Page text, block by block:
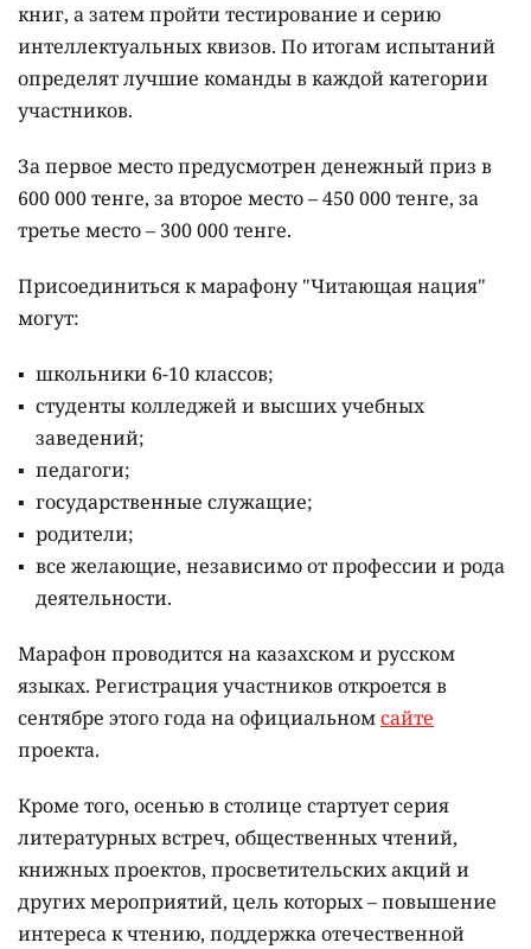
книг, а затем пройти тестирование и серию
интеллектуальных квизов. По итогам испытаний
определят лучшие команды в каждой категории
участников.
За первое место предусмотрен денежный приз в
600 000 тенге, за второе место – 450 000 тенге, за
третье место – 300 000 тенге.
Присоединиться к марафону "Читающая нация"
могут:
школьники 6-10 классов;
студенты колледжей и высших учебных
заведений;
педагоги;
государственные служащие;
родители;
все желающие, независимо от профессии и рода
деятельности.
Марафон проводится на казахском и русском
языках. Регистрация участников откроется в
сентябре этого года на официальномсайте
проекта.
Кроме того, осенью в столице стартует серия
литературных встреч, общественных чтений,
книжных проектов, просветительских акций и
других мероприятий, цель которых –повышение
интереса к чтению, поддержка отечественной